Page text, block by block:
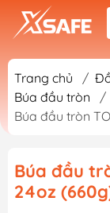
Trang chủ /
Búa đầu tròn
/
Búa đầu tròn
Búa đầu
24oz